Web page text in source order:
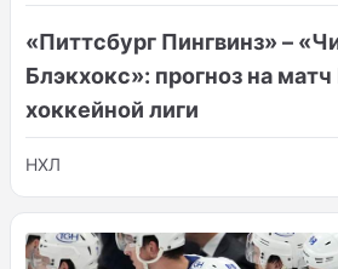
«Питтсбург Пингвинз» –
Блэкхокс»: прогноз на
хоккейной лиги
НХЛ